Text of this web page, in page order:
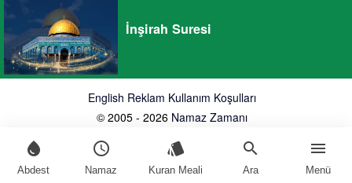
water_drop
Abdest
schedule
Namaz
style
Kuran Meali
search
Ara
menu
Menü
İnşirah Suresi
English Reklam Kullanım Koşulları
© 2005 - 2026 Namaz Zamanı